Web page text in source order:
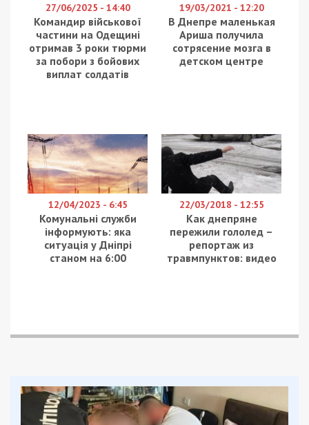
27/06/2025 - 14:40
Командир військової
частини на Одещині
отримав 3 роки тюрми
за побори з бойових
виплат солдатів
19/03/2021 - 12:20
В Днепре маленькая
Ариша получила
сотрясение мозга в
детском центре
12/04/2023 - 6:45
Комунальні служби
інформують: яка
ситуація у Дніпрі
станом на 6:00
22/03/2018 - 12:55
Как днепряне
пережили гололед –
репортаж из
травмпунктов: видео